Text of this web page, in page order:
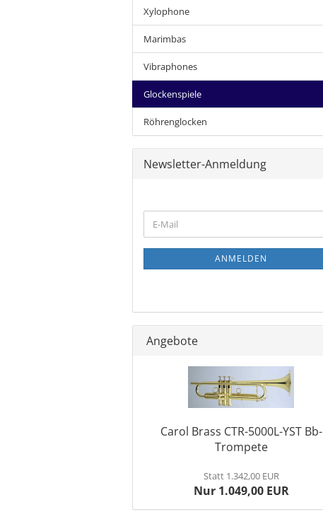
Xylophone
Marimbas
Vibraphones
Glockenspiele
Röhrenglocken
Newsletter-Anmeldung
ZUR
NEWSLETTER-
E-
Mail
ANMELDEN
Angebote
Carol Brass CTR-5000L-YST Bb-
Trompete
Statt 1.342,00 EUR
Nur 1.049,00 EUR